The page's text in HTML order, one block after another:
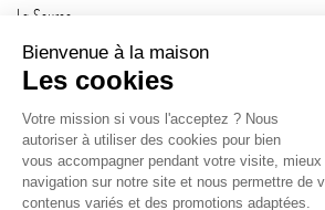
La Source
SERVICE CLIENT
Contactez-nous
Votre compte
Livraison & retours
FAQ
Bienvenue à la maison
Les cookies
Votre mission si vous l'acceptez ? Nous
autoriser à utiliser des cookies pour bien
vous accompagner pendant votre visite,
navigation sur notre site et nous permettre de
contenus variés et des promotions adaptées.